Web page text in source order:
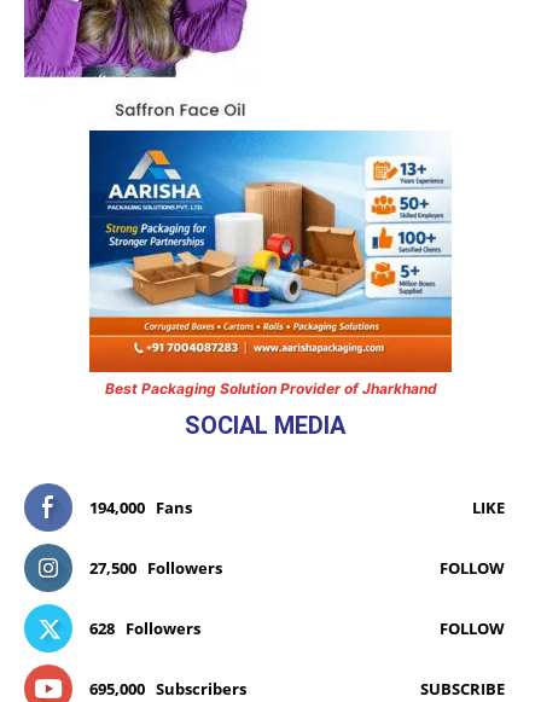
Best Packaging Solution Provider of Jharkhand
SOCIAL MEDIA
194,000 Fans LIKE
27,500 Followers FOLLOW
628 Followers FOLLOW
695,000 Subscribers SUBSCRIBE